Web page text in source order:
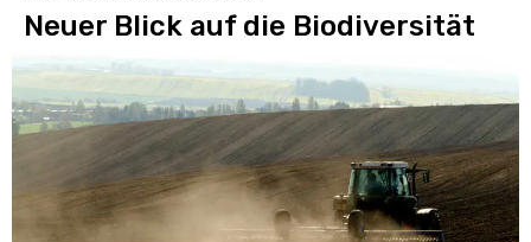
Neuer Blick auf die Biodiversität